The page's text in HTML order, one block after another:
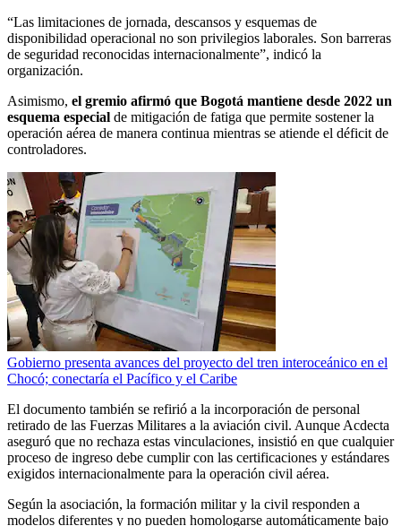
“Las limitaciones de jornada, descansos y esquemas de
disponibilidad operacional no son privilegios laborales. Son barreras
de seguridad reconocidas internacionalmente”, indicó la
organización.
Asimismo, el gremio afirmó que Bogotá mantiene desde 2022 un
esquema especial de mitigación de fatiga que permite sostener la
operación aérea de manera continua mientras se atiende el déficit de
controladores.
Gobierno presenta avances del proyecto del tren interoceánico en el
Chocó; conectaría el Pacífico y el Caribe
El documento también se refirió a la incorporación de personal
retirado de las Fuerzas Militares a la aviación civil. Aunque Acdecta
aseguró que no rechaza estas vinculaciones, insistió en que cualquier
proceso de ingreso debe cumplir con las certificaciones y estándares
exigidos internacionalmente para la operación civil aérea.
Según la asociación, la formación militar y la civil responden a
modelos diferentes y no pueden homologarse automáticamente bajo